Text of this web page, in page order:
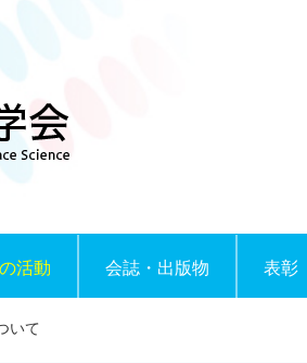
活動 会誌・出版物 表彰
いて